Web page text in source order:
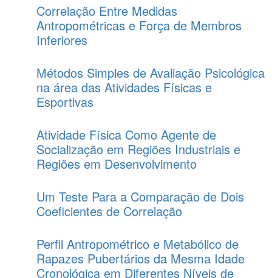
Correlação Entre Medidas
Antropométricas e Força de Membros
Inferiores
Métodos Simples de Avaliação Psicológica
na área das Atividades Físicas e
Esportivas
Atividade Física Como Agente de
Socialização em Regiões Industriais e
Regiões em Desenvolvimento
Um Teste Para a Comparação de Dois
Coeficientes de Correlação
Perfil Antropométrico e Metabólico de
Rapazes Pubertários da Mesma Idade
Cronológica em Diferentes Níveis de